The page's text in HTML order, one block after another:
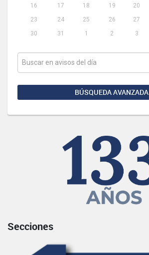
16
17 18 19 20
23
24 25 26 27
30
31 1 2 3
BÚSQUEDA AVANZADA
Secciones